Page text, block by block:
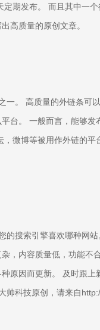
定期发布。 而且其中一
高质量的原创文章。
一。 高质量的外链条可
台。 一般而言，能够
，微博等被用作外链的
的搜索引擎喜欢哪种网
，内容质量低，功能
原因而更新。 及时跟上
帅科技原创，请来自